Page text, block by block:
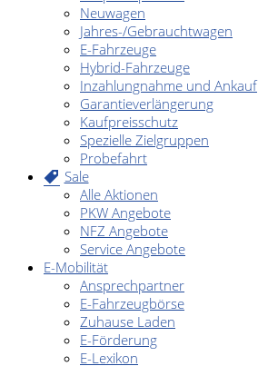
Neuwagen
Jahres-/Gebrauchtwagen
E-Fahrzeuge
Hybrid-Fahrzeuge
Inzahlungnahme und Ankauf
Garantieverlängerung
Kaufpreisschutz
Spezielle Zielgruppen
Probefahrt
Sale
Alle Aktionen
PKW Angebote
NFZ Angebote
Service Angebote
E-Mobilität
Ansprechpartner
E-Fahrzeugbörse
Zuhause Laden
E-Förderung
E-Lexikon